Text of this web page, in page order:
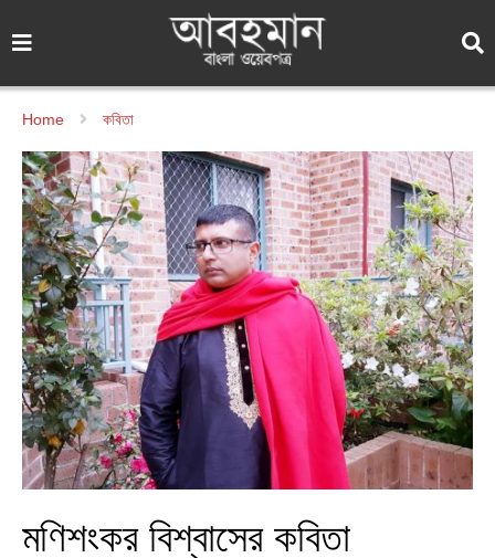
Home কবিতা
মণিশংকর বিশ্বাসের কবিতা